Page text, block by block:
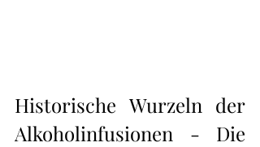
Historische Wurzeln der
Alkoholinfusionen - Die